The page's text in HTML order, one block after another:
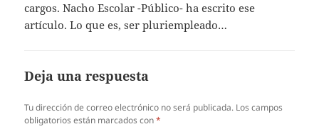
cargos. Nacho Escolar -Público- ha escrito ese
artículo. Lo que es, ser pluriempleado…
Deja una respuesta
Tu dirección de correo electrónico no será publicada. Los campos
obligatorios están marcados con*